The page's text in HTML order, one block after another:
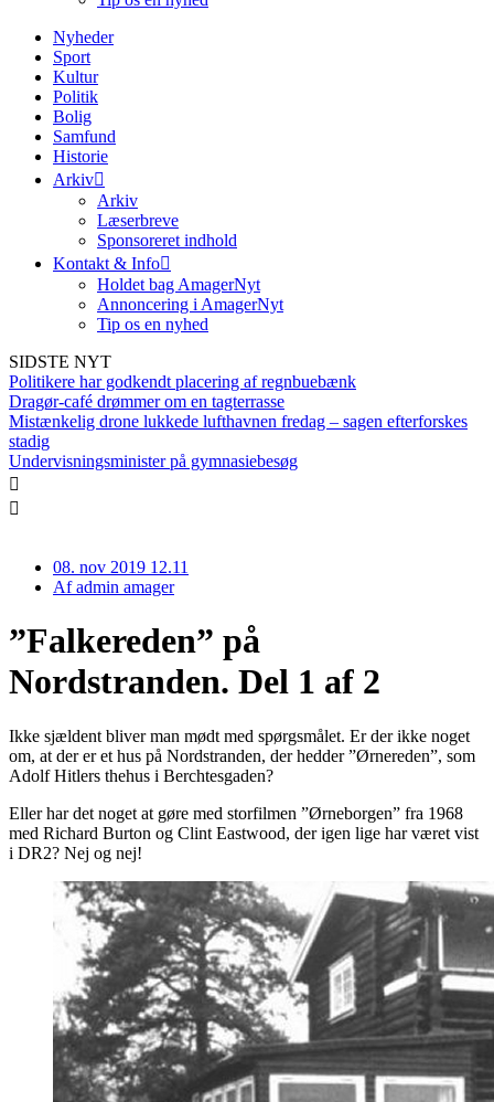
Nyheder
Sport
Kultur
Politik
Bolig
Samfund
Historie
Arkiv
Arkiv
Læserbreve
Sponsoreret indhold
Kontakt & Info
Holdet bag AmagerNyt
Annoncering i AmagerNyt
Tip os en nyhed
SIDSTE NYT
Politikere har godkendt placering af regnbuebænk
Dragør-café drømmer om en tagterrasse
Mistænkelig drone lukkede lufthavnen fredag – sagen efterforskes
stadig
Undervisningsminister på gymnasiebesøg
08. nov 2019 12.11
Afadmin amager
”Falkereden” på
Nordstranden. Del 1 af 2
Ikke sjældent bliver man mødt med spørgsmålet. Er der ikke noget
om, at der er et hus på Nordstranden, der hedder ”Ørnereden”, som
Adolf Hitlers thehus i Berchtesgaden?
Eller har det noget at gøre med storfilmen ”Ørneborgen” fra 1968
med Richard Burton og Clint Eastwood, der igen lige har været vist
i DR2? Nej og nej!